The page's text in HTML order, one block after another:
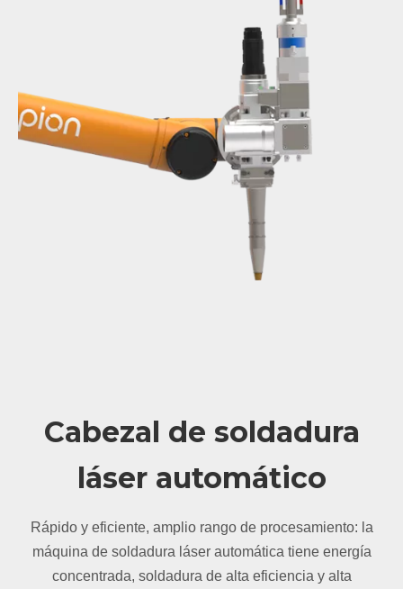
Cabezal de soldadura
láser automático
Rápido y eficiente, amplio rango de procesamiento: la
máquina de soldadura láser automática tiene energía
concentrada, soldadura de alta eficiencia y alta